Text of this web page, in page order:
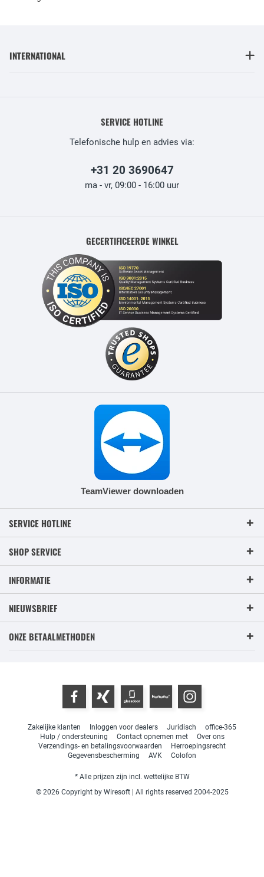
INTERNATIONAL
SERVICE HOTLINE
Telefonische hulp en advies via:
+31 20 3690647
ma - vr, 09:00 - 16:00 uur
GECERTIFICEERDE WINKEL
TeamViewer downloaden
SERVICE HOTLINE
SHOP SERVICE
INFORMATIE
NIEUWSBRIEF
ONZE BETAALMETHODEN
Zakelijke klanten Inloggen voor dealers Juridisch
office-365
Hulp / ondersteuning
Contact opnemen met
Over ons
Verzendings- en betalingsvoorwaarden
Herroepingsrecht
Gegevensbescherming
AVK Colofon
* Alle prijzen zijn incl. wettelijke BTW
© 2026 Copyright by Wiresoft | All rights reserved 2004-2025